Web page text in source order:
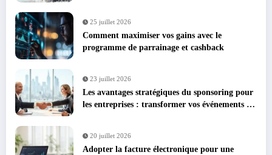
25 juillet 2026
Comment maximiser vos gains avec le
programme de parrainage et cashback
23 juillet 2026
Les avantages stratégiques du sponsoring pour
les entreprises : transformer vos événements en
20 juillet 2026
Adopter la facture électronique pour une